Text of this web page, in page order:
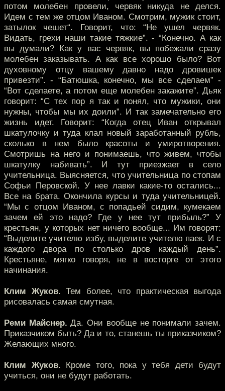
потом молебен провели, червяк никуда не делся.
Идем с тем же отцом Иваном. Смотрим, мужик стоит,
затылок чешет“. Говорит, что: “Не ушел червяк.
Видать, грехи наши такие тяжкие”. - “Конечно. А как
вы думали? Как у вас червяк, вы побежали сразу
молебен заказывать. А как все хорошо было? Вот
духовному отцу вашему давно надо дровишек
привезти”. - “Батюшка, конечно, мы все сделаем” -
“Вот сделаете, а потом еще молебен закажите”. Дьяк
говорит: “С тех пор я так и понял, что мужики, они
нужны, чтобы мы их доили”. И так замечательно его
жизнь идет. Говорит: “Когда отец Иван открывал
шкатулочку и туда клал новый заработанный рубль,
сколько в нем было красоты и умиротворения.
Смотришь на него и понимаешь, что живем, чтобы
шкатулку набивать”. И тут приезжает в село
учительница. Выясняется, что учительница по стопам
Софьи Перовской. У нее лавки какие-то остались...
Все на брата. Окончила курсы и туда учительницей.
“Мы с отцом Иваном, с попадьей сидим, кумекаем
зачем ей это надо? Где у нее тут прибыль?” У
крестьян, у которых нет ничего вообще... Им говорят:
“Выделите учителю избу, выделите учителю паек. И с
каждого двора по столько дров каждый день”.
Крестьяне, мягко говоря, не в восторге от этого
начинания.
Клим Жуков. Тем более, что практическая выгода
рисовалась самая смутная.
Реми Майснер. Да. Они вообще не понимали зачем.
Приказчиком быть? Да и то, станешь ты приказчиком?
Желающих много.
Клим Жуков. Кроме того, пока у тебя дети будут
учиться, они не будут работать.